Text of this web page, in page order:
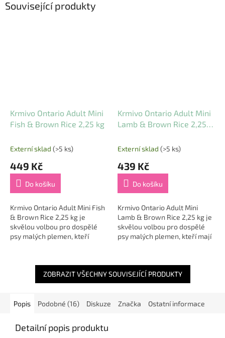
Související produkty
Krmivo Ontario Adult Mini
Fish & Brown Rice 2,25 kg
Externí sklad (>5 ks)
449 Kč
Do košíku
Krmivo Ontario Adult Mini Fish
& Brown Rice 2,25 kg je
skvělou volbou pro dospělé
psy malých plemen, kteří
🍚. Jemná...
Krmivo Ontario Adult Mini
Lamb & Brown Rice 2,25
Externí sklad (>5 ks)
439 Kč
Do košíku
Krmivo Ontario Adult Mini
Lamb & Brown Rice 2,25 kg je
skvělou volbou pro dospělé
psy malých plemen, kteří mají
ZOBRAZIT VŠECHNY SOUVISEJÍCÍ PRODUKTY
Popis Podobné (16) Diskuze Značka Ostatní informace
Detailní popis produktu